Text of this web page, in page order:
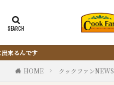
HOME クックファンNEWS